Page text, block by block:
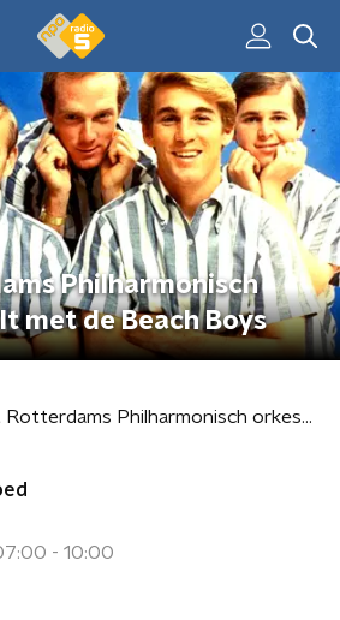
Philharmonisch
met de Beach Boys
Het Rotterdams Philharmonisch orkest speelt met de Beach Boys
- 10:00